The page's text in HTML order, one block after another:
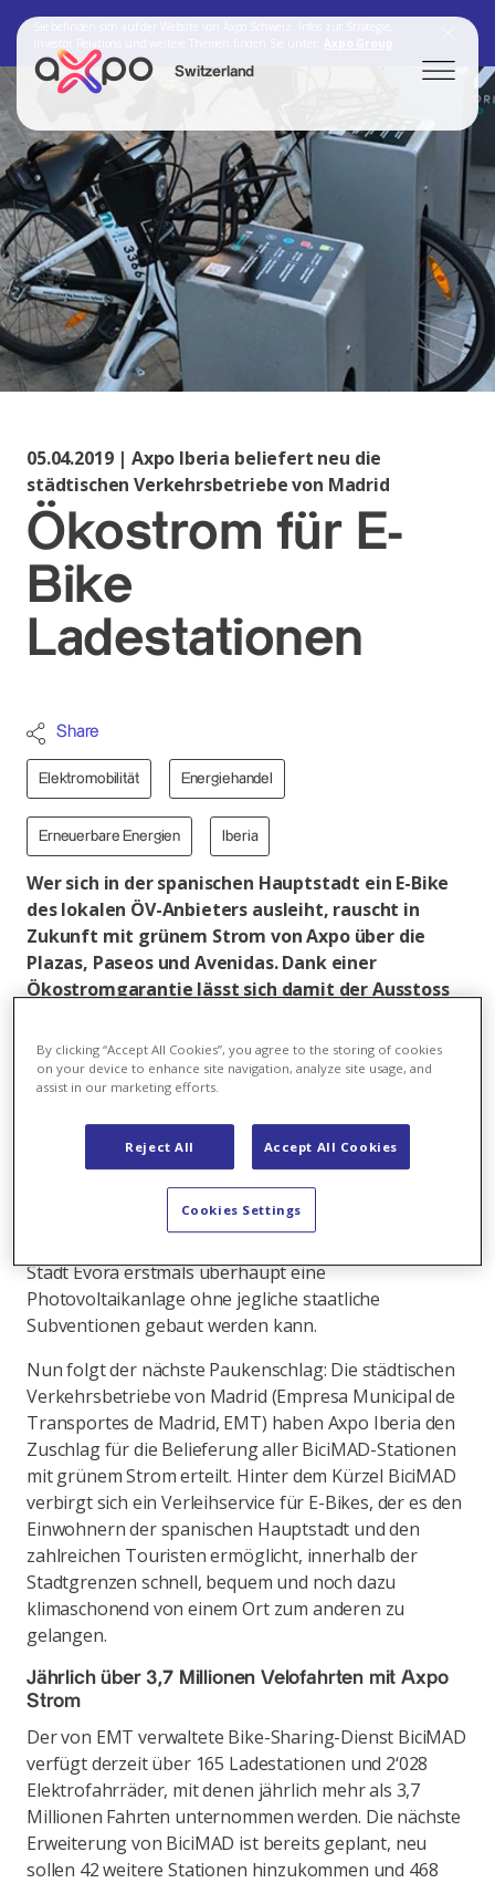
Switzerland
Search
Axpo Group
05.04.2019 | Axpo Iberia beliefert neu die
städtischen Verkehrsbetriebe von Madrid
Ökostrom für E-
Bike
Ladestationen
Share
Elektromobilität Energiehandel
Erneuerbare Energien Iberia
Wer sich in der spanischen Hauptstadt ein E-Bike
des lokalen ÖV-Anbieters ausleiht, rauscht in
Zukunft mit grünem Strom von Axpo über die
Plazas, Paseos und Avenidas. Dank einer
Ökostromgarantie lässt sich damit der Ausstoss
Axpo Iberia ist auf der iberischen Halbinsel einer der
führenden Marktteilnehmer im Bereich der
Tochtergesellschaft der Axpo nicht nur die Kathedrale
von Palma de Mallorca, das Wahrzeichen der
beliebten Urlaubinsel, mit Ökostrom, sondern hat
mittels eines langfristigen Stromabnahmevertrags
Stadt Évora erstmals überhaupt eine
Photovoltaikanlage ohne jegliche staatliche
Subventionen gebaut werden kann.
Nun folgt der nächste Paukenschlag: Die städtischen
Verkehrsbetriebe von Madrid (Empresa Municipal de
Transportes de Madrid, EMT) haben Axpo Iberia den
Zuschlag für die Belieferung aller BiciMAD-Stationen
mit grünem Strom erteilt. Hinter dem Kürzel BiciMAD
verbirgt sich ein Verleihservice für E-Bikes, der es den
Einwohnern der spanischen Hauptstadt und den
zahlreichen Touristen ermöglicht, innerhalb der
Stadtgrenzen schnell, bequem und noch dazu
klimaschonend von einem Ort zum anderen zu
gelangen.
Jährlich über 3,7 Millionen Velofahrten mit Axpo
Strom
Der von EMT verwaltete Bike-Sharing-Dienst BiciMAD
verfügt derzeit über 165 Ladestationen und 2‘028
Elektrofahrräder, mit denen jährlich mehr als 3,7
Millionen Fahrten unternommen werden. Die nächste
Erweiterung von BiciMAD ist bereits geplant, neu
sollen 42 weitere Stationen hinzukommen und 468
By clicking “Accept All Cookies”, you agree to the storing of cookies
on your device to enhance site navigation, analyze site usage, and
assist in our marketing efforts.
Reject All Accept All Cookies
Cookies Settings